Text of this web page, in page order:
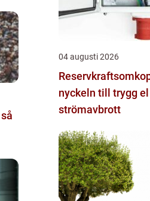
04 augusti 2026
nyckeln till trygg el
strömavbrott